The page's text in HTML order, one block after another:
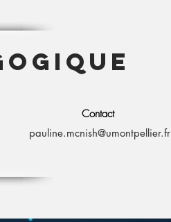
Contact
pauline.mcnish@umontpellier.fr